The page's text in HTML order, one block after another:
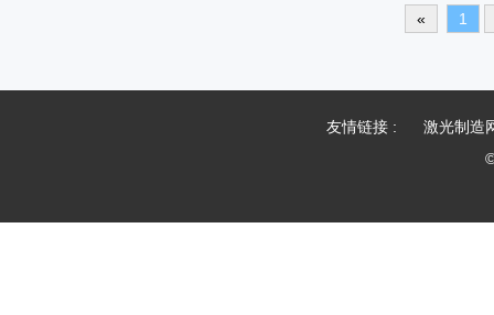
« 1
友情链接 :
激光制造